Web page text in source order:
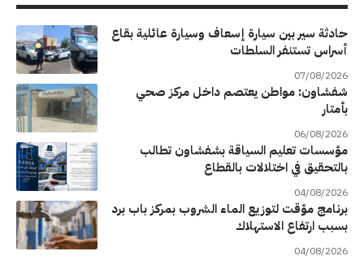
حادثة سير بين سيارة إسعاف وسيارة عائلية بقاع
أسراس تستنفر السلطات
07/08/2026
شفشاون: مواطن يعتصم داخل مركز صحي
بأمتار
06/08/2026
مؤسسات تعليم السياقة بشفشاون تطالب
بالتحقيق في اختلالات بالقطاع
04/08/2026
برنامج مؤقت لتوزيع الماء الشروب بمركز باب برد
بسبب ارتفاع الاستهلاك
04/08/2026